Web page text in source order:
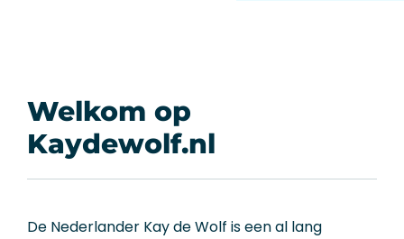
Welkom op
Kaydewolf.nl
De Nederlander Kay de Wolf is een al lang